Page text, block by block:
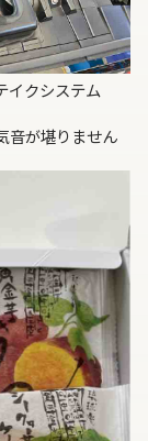
イクシステム
音が堪りません